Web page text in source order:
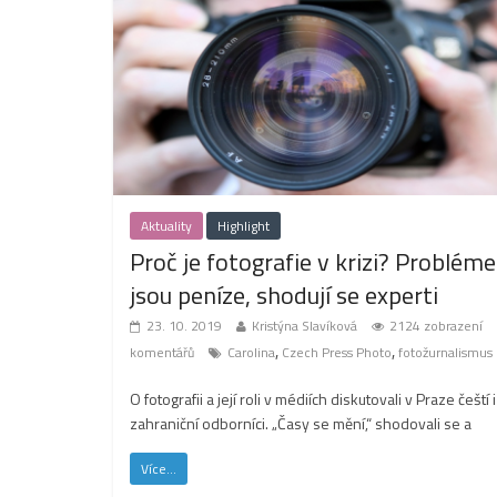
Aktuality Highlight
Proč je fotografie v krizi?
jsou peníze, shodují se experti
23. 10. 2019 Kristýna Slavíková
2124 zobrazení
komentářů
Carolina, Czech Press Photo,fotožurnalismus
O fotografii a její roli v médiích diskutovali v Praze čeští i
zahraniční odborníci. „Časy se mění,“ shodovali se a
Více...